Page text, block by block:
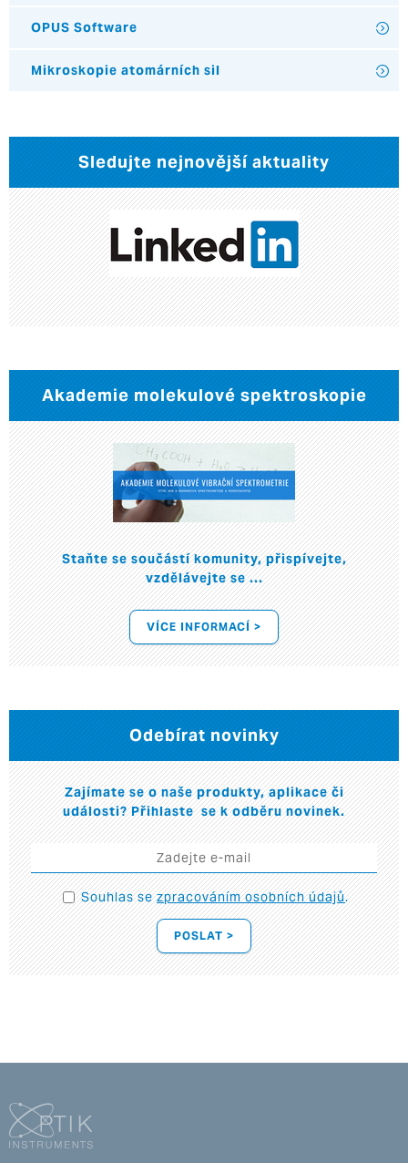
OPUS Software
Mikroskopie atomárních sil
Sledujte nejnovější aktuality
Akademie molekulové spektroskopie
Staňte se součástí komunity, přispívejte,
vzdělávejte se ...
VÍCE INFORMACÍ >
Odebírat novinky
Zajímate se o naše produkty, aplikace či
události? Přihlaste se k odběru novinek.
Souhlas sezpracováním osobních údajů.
POSLAT >